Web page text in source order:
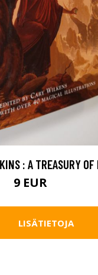
: A TREASURY OF
9 EUR
LISÄTIETOJA